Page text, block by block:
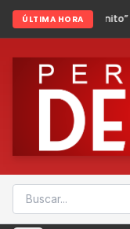
ÚLTIMA HORA
no solo consume tu